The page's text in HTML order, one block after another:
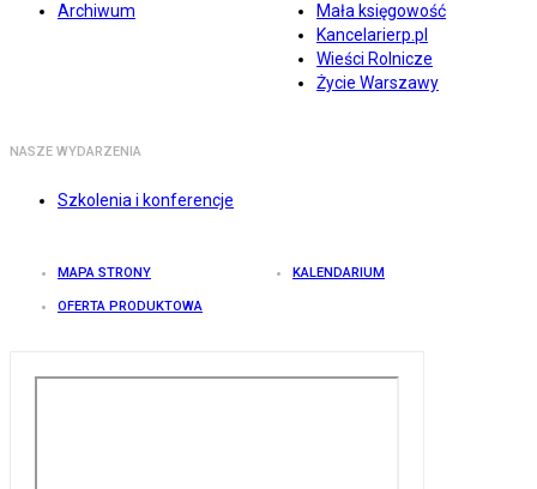
Archiwum
Mała księgowość
Kancelarierp.pl
Wieści Rolnicze
Życie Warszawy
NASZE WYDARZENIA
Szkolenia i konferencje
MAPA STRONY KALENDARIUM
OFERTA PRODUKTOWA